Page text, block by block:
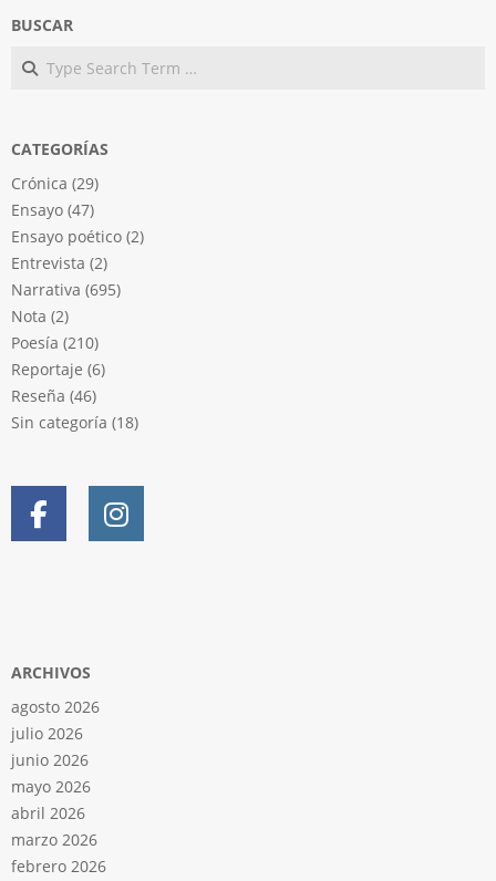
BUSCAR
Search
CATEGORÍAS
Crónica (29)
Ensayo (47)
Ensayo poético (2)
Entrevista (2)
Narrativa (695)
Nota (2)
Poesía (210)
Reportaje (6)
Reseña (46)
Sin categoría (18)
ARCHIVOS
agosto 2026
julio 2026
junio 2026
mayo 2026
abril 2026
marzo 2026
febrero 2026